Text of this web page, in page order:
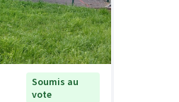
Soumis au
vote